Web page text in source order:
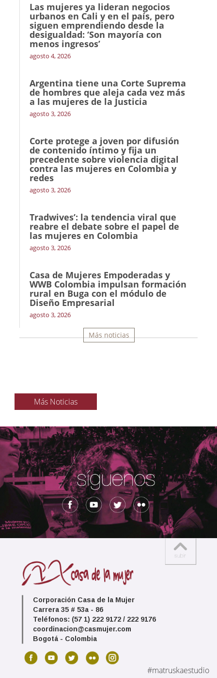
Las mujeres ya lideran negocios
urbanos en Cali y en el país, pero
siguen emprendiendo desde la
desigualdad: ‘Son mayoría con
menos ingresos’
agosto 4, 2026
Argentina tiene una Corte Suprema
de hombres que aleja cada vez más
a las mujeres de la Justicia
agosto 3, 2026
Corte protege a joven por difusión
de contenido íntimo y fija un
precedente sobre violencia digital
contra las mujeres en Colombia y
redes
agosto 3, 2026
Tradwives’: la tendencia viral que
reabre el debate sobre el papel de
las mujeres en Colombia
agosto 3, 2026
Casa de Mujeres Empoderadas y
WWB Colombia impulsan formación
rural en Buga con el módulo de
Diseño Empresarial
agosto 3, 2026
Más noticias
Más Noticias
Corporación Casa de la Mujer
Carrera 35 # 53a - 86
Teléfonos: (57 1) 222 9172 / 222 9176
coordinacion@casmujer.com
Bogotá - Colombia
#matruskaestudio